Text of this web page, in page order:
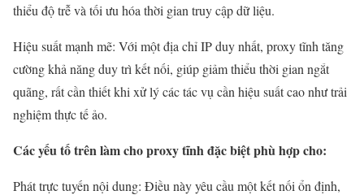
thiểu độ trễ và tối ưu hóa thời gian truy cập dữ liệu.
Hiệu suất mạnh mẽ: Với một địa chỉ IP duy nhất, proxy tĩnh tăng
cường khả năng duy trì kết nối, giúp giảm thiểu thời gian ngắt
quãng, rất cần thiết khi xử lý các tác vụ cần hiệu suất cao như trải
nghiệm thực tế ảo.
Các yếu tố trên làm cho proxy tĩnh đặc biệt phù hợp cho:
Phát trực tuyến nội dung: Điều này yêu cầu một kết nối ổn định,